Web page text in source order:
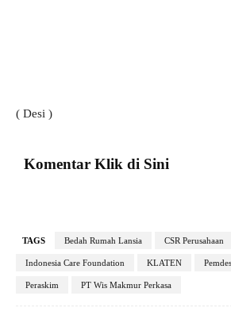
( Desi )
Komentar Klik di Sini
TAGS Bedah Rumah Lansia CSR Perusahaan
Indonesia Care Foundation KLATEN
Peraskim PT Wis Makmur Perkasa